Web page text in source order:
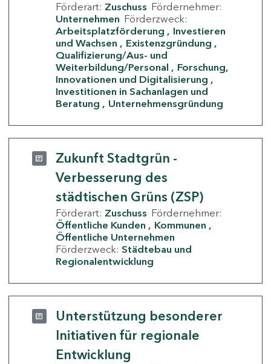
Förderart: Zuschuss Fördernehmer:
Unternehmen Förderzweck:
Arbeitsplatzförderung
Investieren
und Wachsen
Existenzgründung
Qualifizierung/Aus- und
Weiterbildung/Personal
Forschung,
Innovationen und Digitalisierung
Investitionen in Sachanlagen und
Beratung
Unternehmensgründung
Zukunft Stadtgrün -
Verbesserung des
städtischen Grüns (ZSP)
Förderart: Zuschuss Fördernehmer:
Öffentliche Kunden
Kommunen
Öffentliche Unternehmen
Förderzweck: Städtebau und
Regionalentwicklung
Unterstützung besonderer
Initiativen für regionale
Entwicklung